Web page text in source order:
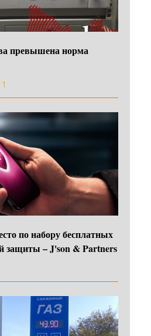
превышена норма
1
по набору бесплатных
защиты – J'son & Partners